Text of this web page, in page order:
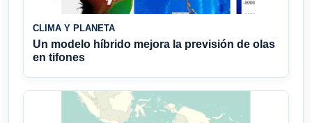
CLIMA Y PLANETA
Un modelo híbrido mejora la previsión de olas
en tifones